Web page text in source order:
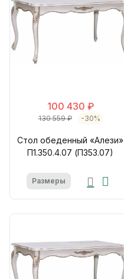
100 430 ₽
130 559 ₽ -30%
Стол обеденный «Алези»
П1.350.4.07 (П353.07)
Размеры